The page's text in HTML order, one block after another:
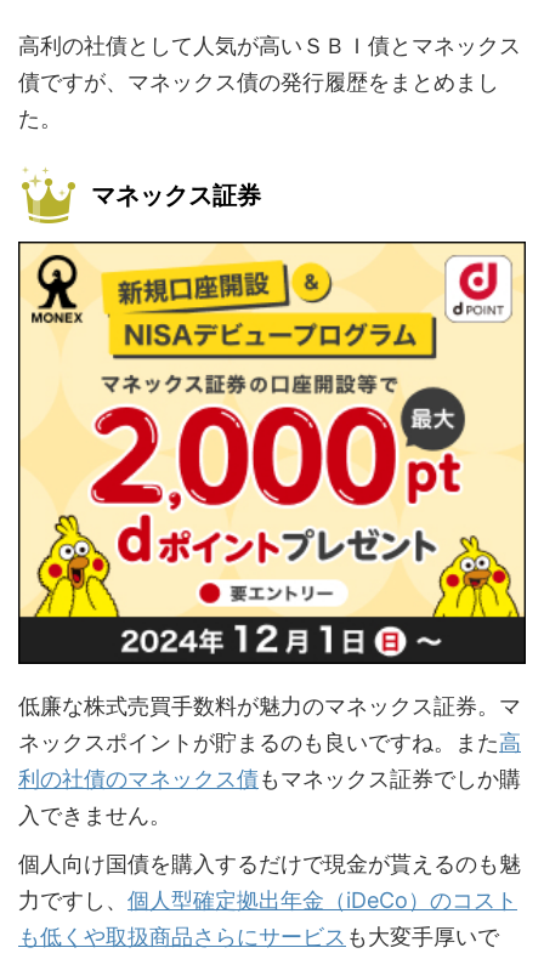
高利の社債として人気が高いＳＢＩ債とマネックス
債ですが、マネックス債の発行履歴をまとめまし
た。
マネックス証券
低廉な株式売買手数料が魅力のマネックス証券。マ
ネックスポイントが貯まるのも良いですね。また高
利の社債のマネックス債もマネックス証券でしか購
入できません。
個人向け国債を購入するだけで現金が貰えるのも魅
力ですし、 個人型確定拠出年金（iDeCo）のコスト
も低くや取扱商品さらにサービス も大変手厚いで